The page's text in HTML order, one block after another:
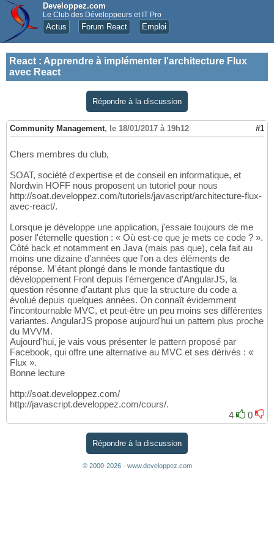
Developpez.com
Le Club des Développeurs et IT Pro
Actus Forum React Emploi
React : Apprendre à implémenter l'architecture Flux
avec React
Répondre à la discussion
Community Management, le 18/01/2017 à 19h12 #1
Chers membres du club,
SOAT, société d'expertise et de conseil en informatique, et
Nordwin HOFF nous proposent un tutoriel pour nous
http://soat.developpez.com/tutoriels/javascript/architecture-flux-
avec-react/.
Lorsque je développe une application, j'essaie toujours de me
poser l'éternelle question : « Où est-ce que je mets ce code ? ».
Côté back et notamment en Java (mais pas que), cela fait au
moins une dizaine d'années que l'on a des éléments de
réponse. M'étant plongé dans le monde fantastique du
développement Front depuis l'émergence d'AngularJS, la
question résonne d'autant plus que la structure du code a
évolué depuis quelques années. On connaît évidemment
l'incontournable MVC, et peut-être un peu moins ses différentes
variantes. AngularJS propose aujourd'hui un pattern plus proche
du MVVM.
Aujourd'hui, je vais vous présenter le pattern proposé par
Facebook, qui offre une alternative au MVC et ses dérivés : «
Flux ».
Bonne lecture
http://soat.developpez.com/
http://javascript.developpez.com/cours/.
4
0
Répondre à la discussion
© 2000-2026 - www.developpez.com